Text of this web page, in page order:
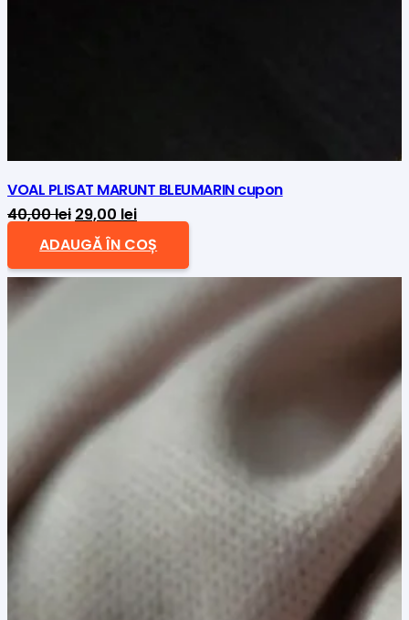
VOAL PLISAT MARUNT BLEUMARIN cupon
40,00lei Prețul
inițial
a
29,00 leiPrețul
curent
este:
29,00 lei.
ADAUGĂ ÎN COȘ